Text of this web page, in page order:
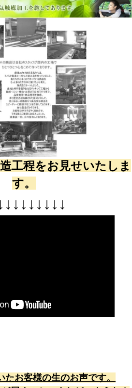
工程をお見せいたしま
す。
↓ ↓ ↓ ↓ ↓ ↓ ↓ ↓
お客様の生のお声です。